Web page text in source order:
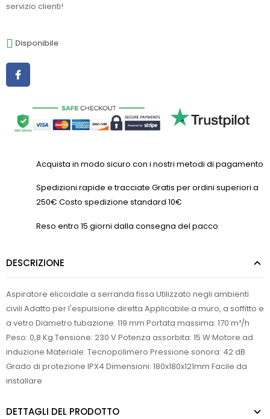
servizio clienti!
Disponibile
Acquista in modo sicuro con i nostri metodi di pagamento
Spedizioni rapide e tracciate Gratis per ordini superiori a
250€ Costo spedizione standard 10€
Reso entro 15 giorni dalla consegna del pacco
DESCRIZIONE
Aspiratore elicoidale a serranda fissa Utilizzato negli ambienti
civili Adatto per l'espulsione diretta Applicabile a muro, a soffitto e
a vetro Diametro tubazione: 119 mm Portata massima: 170 m³/h
Peso: 0,8 Kg Tensione: 230 V Potenza assorbita: 15 W Motore ad
induzione Materiale: Tecnopolimero Pressione sonora: 42 dB
Grado di protezione IPX4 Dimensioni: 180x180x121mm Facile da
installare
DETTAGLI DEL PRODOTTO